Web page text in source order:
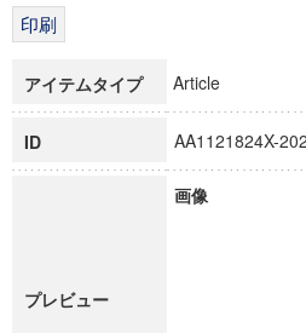
博士課程教育リーディングプ
アイテムタイプ Article
ID AA1121824X-
プレビュー
画像